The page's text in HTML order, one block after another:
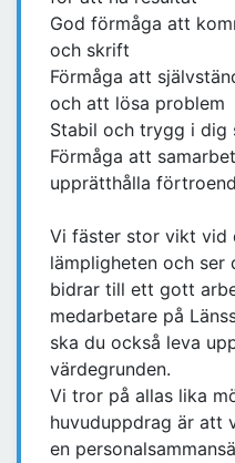
God förmåga att
och skrift
Förmåga att
och att lösa problem
Stabil och trygg i dig
Förmåga att
upprätthålla
Vi fäster stor vikt vid
lämpligheten och
bidrar till ett gott
medarbetare på
ska du också leva
värdegrunden.
Vi tror på allas lika
huvuduppdrag är att
en